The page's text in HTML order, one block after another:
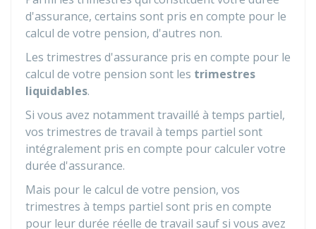
d'assurance, certains sont pris en compte pour le
calcul de votre pension, d'autres non.
Les trimestres d'assurance pris en compte pour le
calcul de votre pension sont les trimestres
liquidables.
Si vous avez notamment travaillé à temps partiel,
vos trimestres de travail à temps partiel sont
intégralement pris en compte pour calculer votre
durée d'assurance.
Mais pour le calcul de votre pension, vos
trimestres à temps partiel sont pris en compte
pour leur durée réelle de travail sauf si vous avez